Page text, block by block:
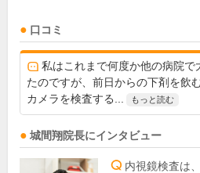
口コミ
私はこれまで何度か他の病院で
たのですが、前日からの下剤を飲
カメラを検査する...
もっと読む
城間翔 院長にインタビュー
内視鏡検査は